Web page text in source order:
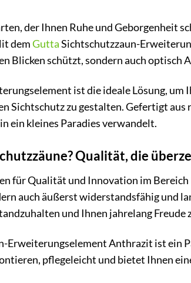
der Ihnen Ruhe und Geborgenheit
demGuttaSichtschutzzaun-
Blicken schützt, sondern auch optisch
ist die ideale Lösung, um
Sichtschutz zu gestalten. Gefertigt
ein kleines Paradies verwandelt.
Qualität, die
für Qualität und Innovation im
auch äußerst widerstandsfähig und
und Ihnen jahrelang Freude
Erweiterungselement Anthrazit ist ein
pflegeleicht und bietet Ihnen